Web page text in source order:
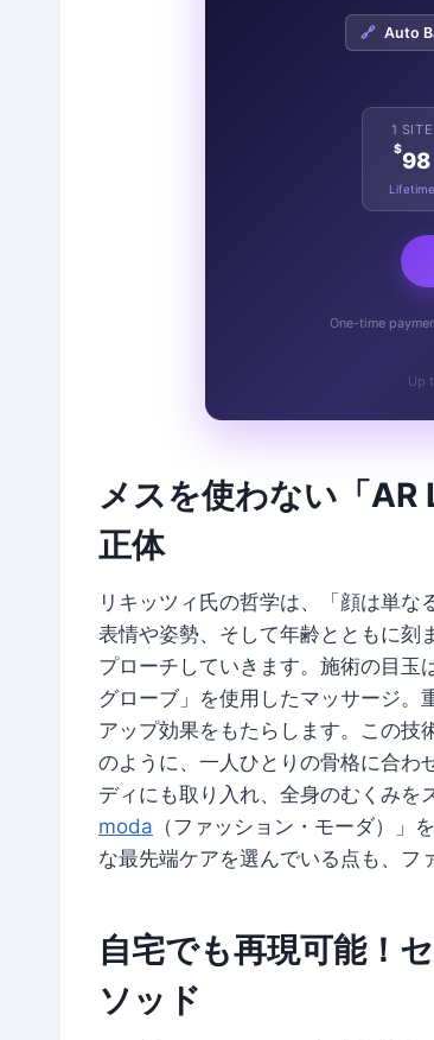
🔗 Auto
1 SITE
$98
Lifetime
One-time
Up
メスを使わない「
正体
リキッツィ氏の哲学は、「顔は単
表情や姿勢、そして年齢とともに刻
プローチしていきます。施術の目玉
グローブ」を使用したマッサージ。
アップ効果をもたらします。この技
のように、一人ひとりの骨格に合わ
ディにも取り入れ、全身のむくみを
moda （ファッション・モーダ）」
な最先端ケアを選んでいる点も、フ
自宅でも再現可能！
ソッド